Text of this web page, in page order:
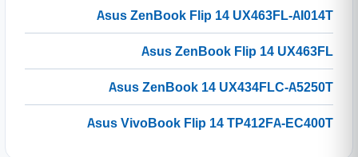
Asus ZenBook Flip 14 UX463FL-AI014T
Asus ZenBook Flip 14 UX463FL
Asus ZenBook 14 UX434FLC-A5250T
Asus VivoBook Flip 14 TP412FA-EC400T